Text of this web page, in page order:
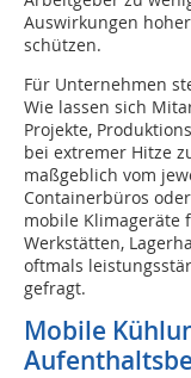
Auswirkungen
schützen.
Für Unternehmen
Wie lassen sich
Projekte,
bei extremer Hitze
maßgeblich vom
Containerbüros
mobile Klimageräte
Werkstätten,
oftmals
gefragt.
Mobile